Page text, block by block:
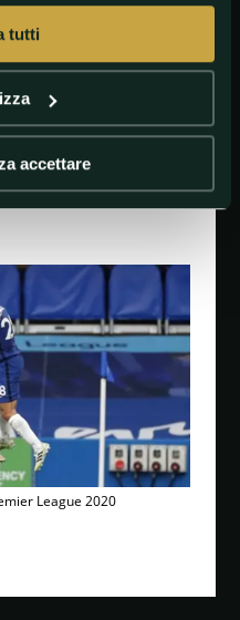
tutti
accettare
3-1[26'
84' rig.Ings (SOU)]
[84' Grealish (A), 86'
League 2020